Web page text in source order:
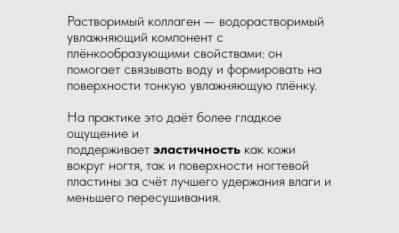
Растворимый коллаген — водорастворимый
увлажняющий компонент с
плёнкообразующими свойствами: он
помогает связывать воду и формировать на
поверхности тонкую увлажняющую плёнку.
На практике это даёт более гладкое
ощущение и
поддерживает эластичность как кожи
вокруг ногтя, так и поверхности ногтевой
пластины за счёт лучшего удержания влаги и
меньшего пересушивания.